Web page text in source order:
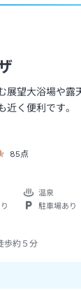
展望大浴場や露
近く便利です。
85点
温泉
駐車場あり
歩約５分